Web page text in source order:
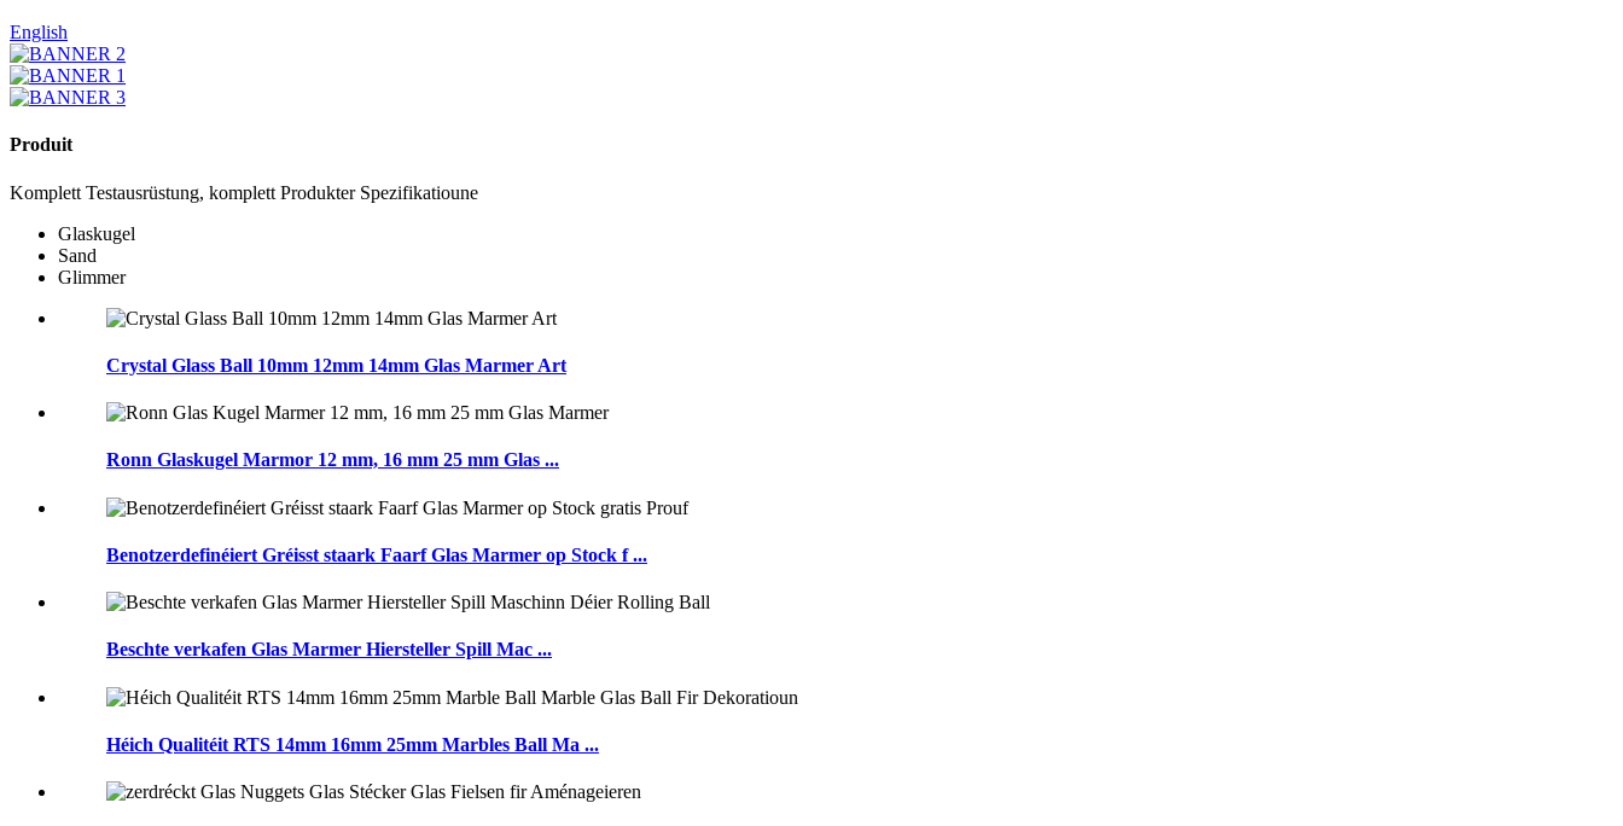
English
Produit
Komplett Testausrüstung, komplett Produkter Spezifikatioune
Glaskugel
Sand
Glimmer
Crystal Glass Ball 10mm 12mm 14mm Glas Marmer Art
Ronn Glaskugel Marmor 12 mm, 16 mm 25 mm Glas ...
Benotzerdefinéiert Gréisst staark Faarf Glas Marmer op Stock f ...
Beschte verkafen Glas Marmer Hiersteller Spill Mac ...
Héich Qualitéit RTS 14mm 16mm 25mm Marbles Ball Ma ...